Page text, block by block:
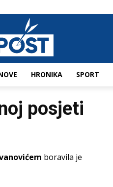
HRONIKA SPORT
posjeti
boravila je